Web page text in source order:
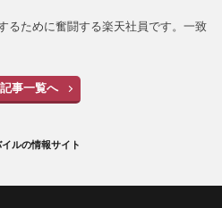
るために奮闘する楽天社員です。一致
事一覧へ
ルの情報サイト